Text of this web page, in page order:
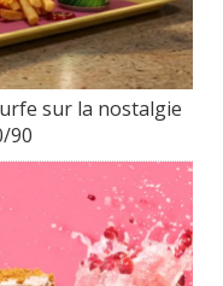
sur la nostalgie
90